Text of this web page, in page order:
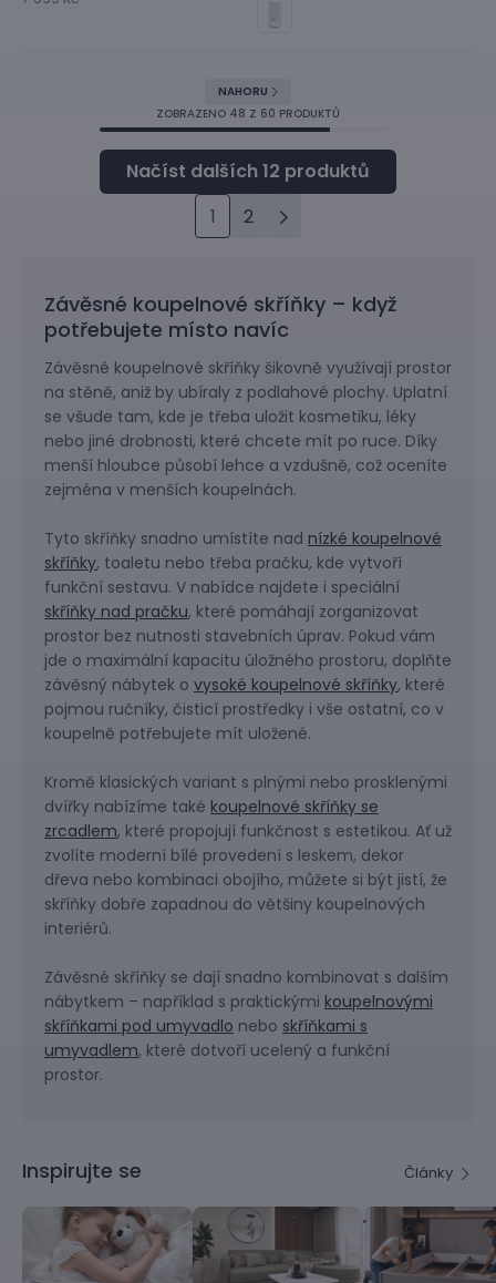
NAHORU
ZOBRAZENO 48 Z 60 PRODUKTŮ
1 2
Závěsné koupelnové skříňky – když
potřebujete místo navíc
Závěsné koupelnové skříňky šikovně využívají prostor
na stěně, aniž by ubíraly z podlahové plochy. Uplatní
se všude tam, kde je třeba uložit kosmetiku, léky
nebo jiné drobnosti, které chcete mít po ruce. Díky
menší hloubce působí lehce a vzdušně, což oceníte
zejména v menších koupelnách.
Tyto skříňky snadno umístíte nad nízké koupelnové
skříňky, toaletu nebo třeba pračku, kde vytvoří
funkční sestavu. V nabídce najdete i speciální
skříňky nad pračku, které pomáhají zorganizovat
prostor bez nutnosti stavebních úprav. Pokud vám
jde o maximální kapacitu úložného prostoru, doplňte
závěsný nábytek o vysoké koupelnové skříňky, které
pojmou ručníky, čisticí prostředky i vše ostatní, co v
koupelně potřebujete mít uložené.
Kromě klasických variant s plnými nebo prosklenými
dvířky nabízíme také koupelnové skříňky se
zrcadlem, které propojují funkčnost s estetikou. Ať už
zvolíte moderní bílé provedení s leskem, dekor
dřeva nebo kombinaci obojího, můžete si být jistí, že
skříňky dobře zapadnou do většiny koupelnových
interiérů.
Závěsné skříňky se dají snadno kombinovat s dalším
nábytkem – například s praktickými koupelnovými
skříňkami pod umyvadlo nebo skříňkami s
umyvadlem, které dotvoří ucelený a funkční
prostor.
Inspirujte se Články